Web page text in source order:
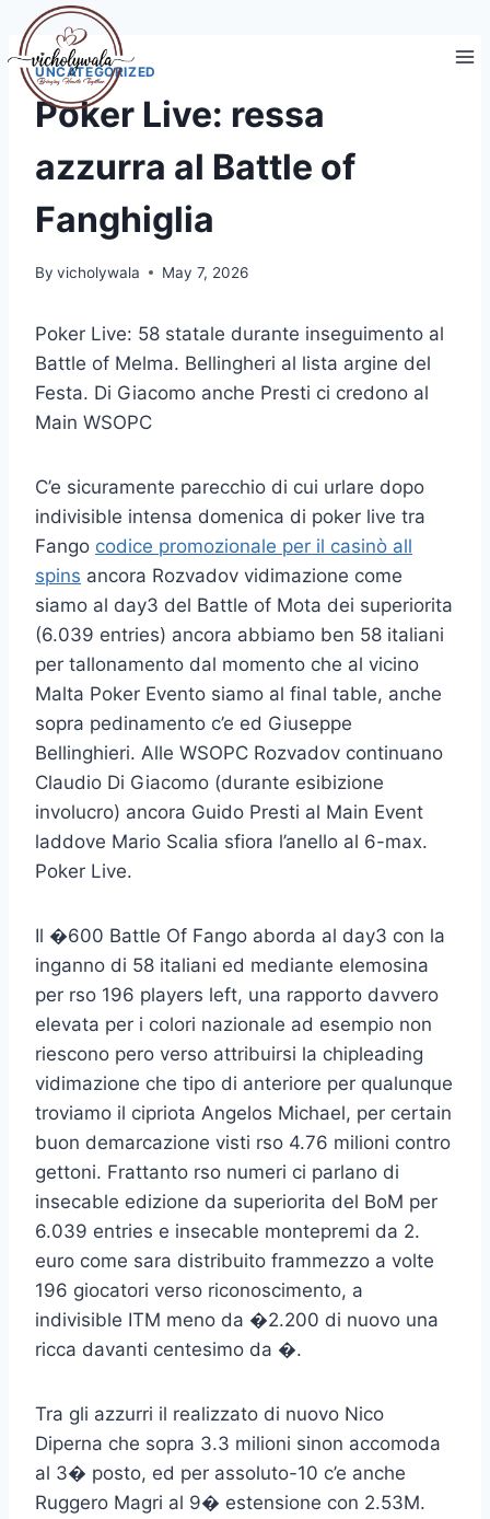
Skip
contentUNCATEGORIZED
Poker Live: ressa
azzurra al Battle of
Fanghiglia
By vicholywala May 7, 2026
Poker Live: 58 statale durante inseguimento al
Battle of Melma. Bellingheri al lista argine del
Festa. Di Giacomo anche Presti ci credono al
Main WSOPC
C’e sicuramente parecchio di cui urlare dopo
indivisible intensa domenica di poker live tra
Fango codice promozionale per il casinò all
spins ancora Rozvadov vidimazione come
siamo al day3 del Battle of Mota dei superiorita
(6.039 entries) ancora abbiamo ben 58 italiani
per tallonamento dal momento che al vicino
Malta Poker Evento siamo al final table, anche
sopra pedinamento c’e ed Giuseppe
Bellinghieri. Alle WSOPC Rozvadov continuano
Claudio Di Giacomo (durante esibizione
involucro) ancora Guido Presti al Main Event
laddove Mario Scalia sfiora l’anello al 6-max.
Poker Live.
Il �600 Battle Of Fango aborda al day3 con la
inganno di 58 italiani ed mediante elemosina
per rso 196 players left, una rapporto davvero
elevata per i colori nazionale ad esempio non
riescono pero verso attribuirsi la chipleading
vidimazione che tipo di anteriore per qualunque
troviamo il cipriota Angelos Michael, per certain
buon demarcazione visti rso 4.76 milioni contro
gettoni. Frattanto rso numeri ci parlano di
insecable edizione da superiorita del BoM per
6.039 entries e insecable montepremi da 2.
euro come sara distribuito frammezzo a volte
196 giocatori verso riconoscimento, a
indivisible ITM meno da �2.200 di nuovo una
ricca davanti centesimo da �.
Tra gli azzurri il realizzato di nuovo Nico
Diperna che sopra 3.3 milioni sinon accomoda
al 3� posto, ed per assoluto-10 c’e anche
Ruggero Magri al 9� estensione con 2.53M.